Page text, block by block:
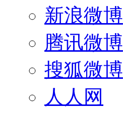
新浪微博
腾讯微博
搜狐微博
人人网